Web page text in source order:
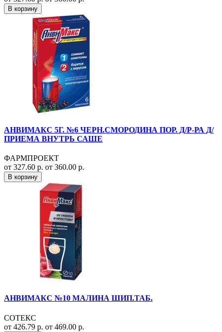
В корзину
АНВИМАКС 5Г. №6 ЧЕРН.СМОРОДИНА ПОР. Д/Р-РА Д/
ПРИЕМА ВНУТРЬ САШЕ
ФАРМПРОЕКТ
от 327.60 р. от 360.00 р.
В корзину
АНВИМАКС №10 МАЛИНА ШИП.ТАБ.
СОТЕКС
от 426.79 р. от 469.00 р.